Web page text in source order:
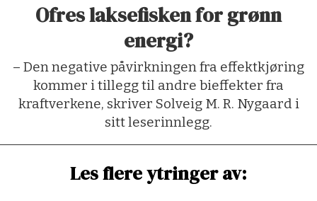
Ofres laksefisken for grønn
energi?
– Den negative påvirkningen fra effektkjøring
kommer i tillegg til andre bieffekter fra
kraftverkene, skriver Solveig M. R. Nygaard i
sitt leserinnlegg.
Les flere ytringer av: